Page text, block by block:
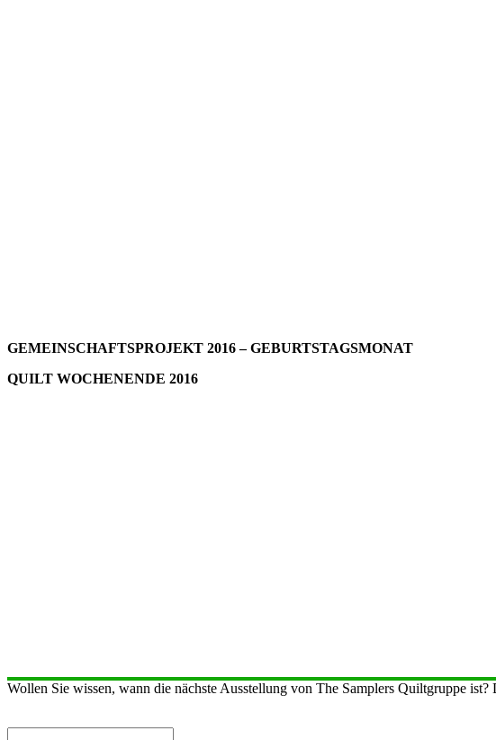
GEMEINSCHAFTSPROJEKT 2016 – GEBURTSTAGSMONAT
QUILT WOCHENENDE 2016
Wollen Sie wissen, wann die nächste Ausstellung von The Samplers Quiltgruppe